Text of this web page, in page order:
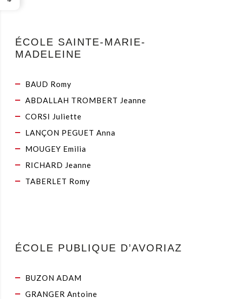
ÉCOLE SAINTE-MARIE-
MADELEINE
BAUD Romy
ABDALLAH TROMBERT Jeanne
CORSI Juliette
LANÇON PEGUET Anna
MOUGEY Emilia
RICHARD Jeanne
TABERLET Romy
ÉCOLE PUBLIQUE D’AVORIAZ
BUZON ADAM
GRANGER Antoine